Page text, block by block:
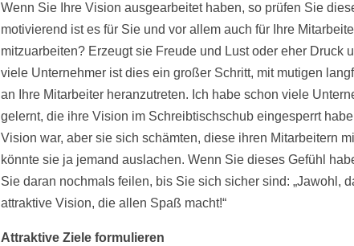
Wenn Sie Ihre Vision ausgearbeitet haben, so prüfen Sie
motivierend ist es für Sie und vor allem auch für Ihre
mitzuarbeiten? Erzeugt sie Freude und Lust oder eher Druck
viele Unternehmer ist dies ein großer Schritt, mit mutigen
an Ihre Mitarbeiter heranzutreten. Ich habe schon viele
gelernt, die ihre Vision im Schreibtischschub eingesperrt
Vision war, aber sie sich schämten, diese ihren Mitarbeitern
könnte sie ja jemand auslachen. Wenn Sie dieses Gefühl
Sie daran nochmals feilen, bis Sie sich sicher sind: „Jawohl,
attraktive Vision, die allen Spaß macht!“
Attraktive Ziele formulieren